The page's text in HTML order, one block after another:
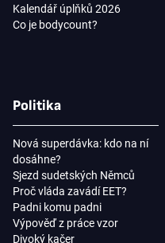
Kalendář úplňků 2026
Co je bodycount?
Politika
Nová superdávka: kdo na ní
dosáhne?
Sjezd sudetských Němců
Proč vláda zavádí EET?
Padni komu padni
Výpověď z práce vzor
Divoký kačer